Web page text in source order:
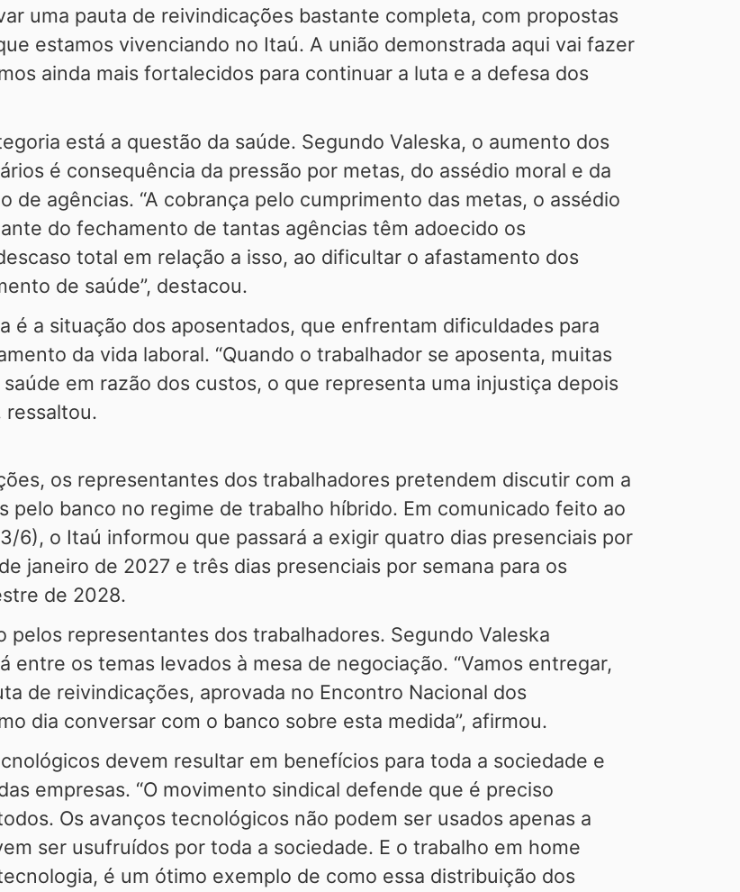
uma pauta de reivindicações bastante completa, com propostas
estamos vivenciando no Itaú. A união demonstrada aqui vai fazer
ainda mais fortalecidos para continuar a luta e a defesa dos
está a questão da saúde. Segundo Valeska, o aumento dos
é consequência da pressão por metas, do assédio moral e da
agências. “A cobrança pelo cumprimento das metas, o assédio
do fechamento de tantas agências têm adoecido os
total em relação a isso, ao dificultar o afastamento dos
de saúde”, destacou.
é a situação dos aposentados, que enfrentam dificuldades para
da vida laboral. “Quando o trabalhador se aposenta, muitas
em razão dos custos, o que representa uma injustiça depois
ressaltou.
os representantes dos trabalhadores pretendem discutir com a
pelo banco no regime de trabalho híbrido. Em comunicado feito ao
6), o Itaú informou que passará a exigir quatro dias presenciais por
janeiro de 2027 e três dias presenciais por semana para os
de 2028.
representantes dos trabalhadores. Segundo Valeska
os temas levados à mesa de negociação. “Vamos entregar,
de reivindicações, aprovada no Encontro Nacional dos
dia conversar com o banco sobre esta medida”, afirmou.
devem resultar em benefícios para toda a sociedade e
empresas. “O movimento sindical defende que é preciso
Os avanços tecnológicos não podem ser usados apenas a
ser usufruídos por toda a sociedade. E o trabalho em home
é um ótimo exemplo de como essa distribuição dos